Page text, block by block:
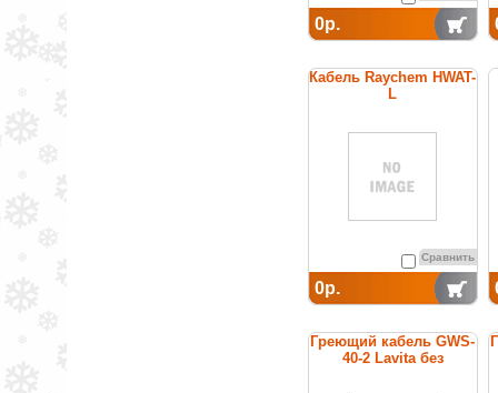
0р.
Кабель Raychem HWAT-
L
температуры горячей
воды
Сравнить
0р.
Греющий кабель GWS-
40-2 Lavita без